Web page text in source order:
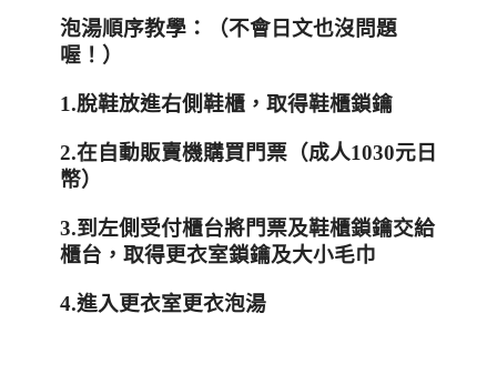
泡湯順序教學：（不會日文也沒問題
喔！）
1.脫鞋放進右側鞋櫃，取得鞋櫃鎖鑰
2.在自動販賣機購買門票（成人1030元日
幣）
3.到左側受付櫃台將門票及鞋櫃鎖鑰交給
櫃台，取得更衣室鎖鑰及大小毛巾
4.進入更衣室更衣泡湯